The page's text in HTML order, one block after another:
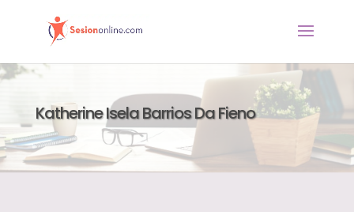
Katherine Isela Barrios Da Fieno